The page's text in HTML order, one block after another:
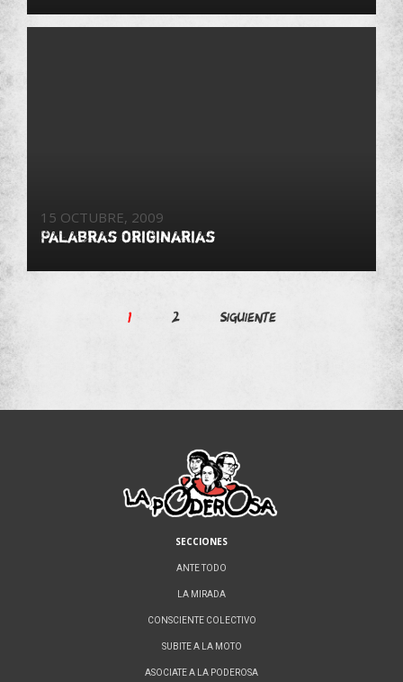
15 OCTUBRE, 2009
Palabras originarias
Paginación
1 2 Siguiente
SECCIONES
ANTE TODO
LA MIRADA
CONSCIENTE COLECTIVO
SUBITE A LA MOTO
ASOCIATE A LA PODEROSA